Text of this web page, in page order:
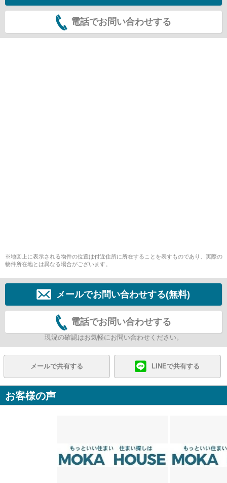
電話でお問い合わせする
※地図上に表示される物件の位置は付近住所に所在することを表すものであり、実際の
物件所在地とは異なる場合がございます。
メールでお問い合わせする(無料)
電話でお問い合わせする
現況の確認はお気軽にお問い合わせください。
メールで共有する LINEで共有する
お客様の声